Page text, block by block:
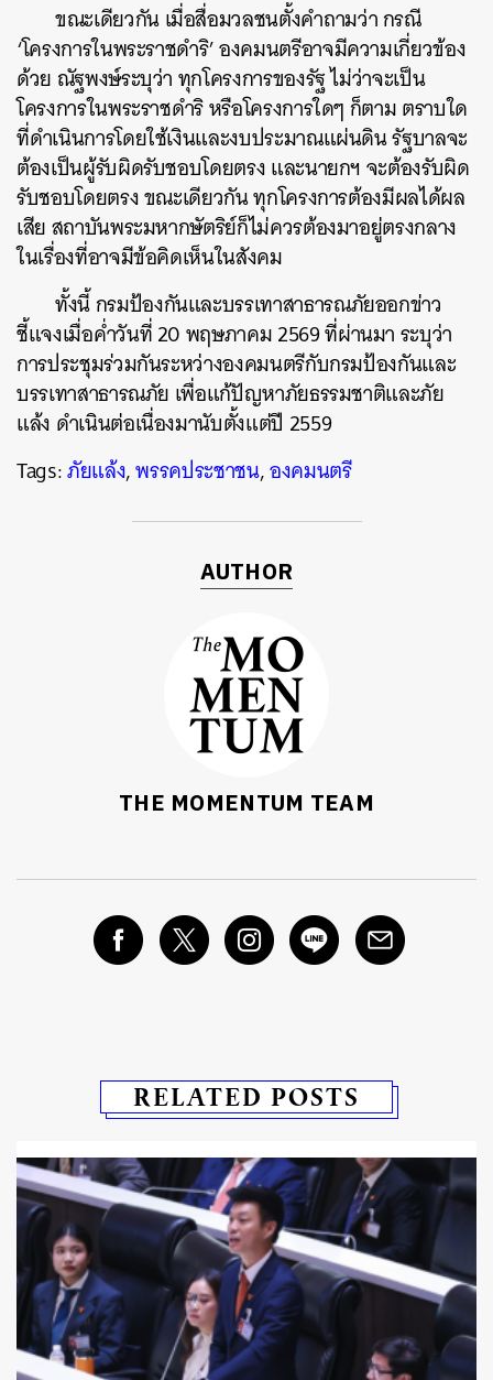
ขณะเดียวกัน เมื่อสื่อมวลชนตั้งคำถามว่า กรณี
‘โครงการในพระราชดำริ’องคมนตรีอาจมีความเกี่ยวข้อง
ด้วย ณัฐพงษ์ระบุว่า ทุกโครงการของรัฐ ไม่ว่าจะเป็น
โครงการในพระราชดำริ หรือโครงการใดๆ ก็ตาม ตราบใด
ที่ดำเนินการโดยใช้เงินและงบประมาณแผ่นดิน รัฐบาลจะ
ต้องเป็นผู้รับผิดรับชอบโดยตรง และนายกฯ จะต้องรับผิด
รับชอบโดยตรง ขณะเดียวกัน ทุกโครงการต้องมีผลได้ผล
เสีย สถาบันพระมหากษัตริย์ก็ไม่ควรต้องมาอยู่ตรงกลาง
ในเรื่องที่อาจมีข้อคิดเห็นในสังคม
ทั้งนี้ กรมป้องกันและบรรเทาสาธารณภัยออกข่าว
ชี้แจงเมื่อค่ำวันที่20พฤษภาคม2569ที่ผ่านมา ระบุว่า
การประชุมร่วมกันระหว่างองคมนตรีกับกรมป้องกันและ
บรรเทาสาธารณภัย เพื่อแก้ปัญหาภัยธรรมชาติและภัย
แล้ง ดำเนินต่อเนื่องมานับตั้งแต่ปี 2559
Tags:ภัยแล้ง,พรรคประชาชน,องคมนตรี
AUTHOR
THE MOMENTUM TEAM
RELATED POSTS